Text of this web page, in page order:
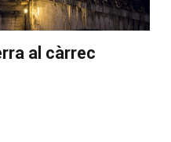
al càrrec